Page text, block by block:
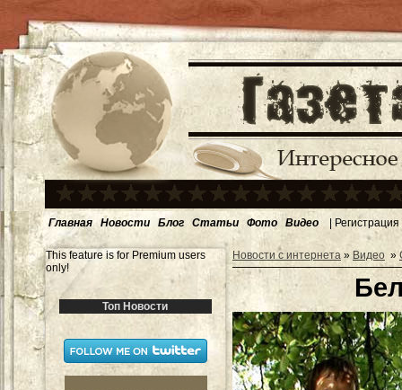
Главная Новости Блог Статьи Фото Видео | Регистрация
This feature is for Premium users
only!
Топ Новости
Новости с интернета » Видео »